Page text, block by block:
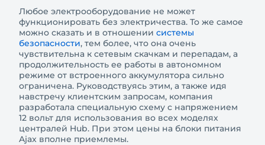
Любое электрооборудование не может
функционировать без электричества. То же самое
можно сказать и в отношении системы
безопасности, тем более, что она очень
чувствительна к сетевым скачкам и перепадам, а
продолжительность ее работы в автономном
режиме от встроенного аккумулятора сильно
ограничена. Руководствуясь этим, а также идя
навстречу клиентским запросам, компания
разработала специальную схему с напряжением
12 вольт для использования во всех моделях
централей Hub. При этом цены на блоки питания
Ajax вполне приемлемы.